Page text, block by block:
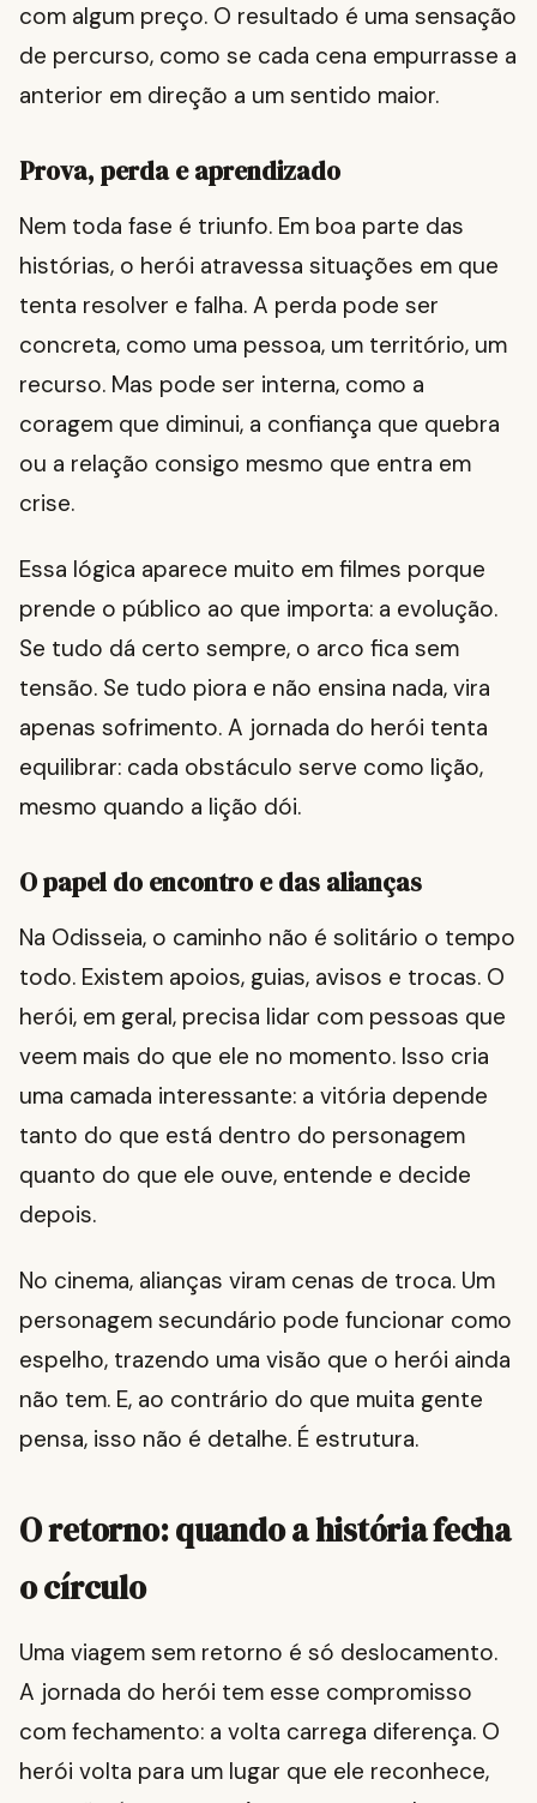
com algum preço. O resultado é uma sensação
de percurso, como se cada cena empurrasse a
anterior em direção a um sentido maior.
Prova, perda e aprendizado
Nem toda fase é triunfo. Em boa parte das
histórias, o herói atravessa situações em que
tenta resolver e falha. A perda pode ser
concreta, como uma pessoa, um território, um
recurso. Mas pode ser interna, como a
coragem que diminui, a confiança que quebra
ou a relação consigo mesmo que entra em
crise.
Essa lógica aparece muito em filmes porque
prende o público ao que importa: a evolução.
Se tudo dá certo sempre, o arco fica sem
tensão. Se tudo piora e não ensina nada, vira
apenas sofrimento. A jornada do herói tenta
equilibrar: cada obstáculo serve como lição,
mesmo quando a lição dói.
O papel do encontro e das alianças
Na Odisseia, o caminho não é solitário o tempo
todo. Existem apoios, guias, avisos e trocas. O
herói, em geral, precisa lidar com pessoas que
veem mais do que ele no momento. Isso cria
uma camada interessante: a vitória depende
tanto do que está dentro do personagem
quanto do que ele ouve, entende e decide
depois.
No cinema, alianças viram cenas de troca. Um
personagem secundário pode funcionar como
espelho, trazendo uma visão que o herói ainda
não tem. E, ao contrário do que muita gente
pensa, isso não é detalhe. É estrutura.
O retorno: quando a história fecha
o círculo
Uma viagem sem retorno é só deslocamento.
A jornada do herói tem esse compromisso
com fechamento: a volta carrega diferença. O
herói volta para um lugar que ele reconhece,